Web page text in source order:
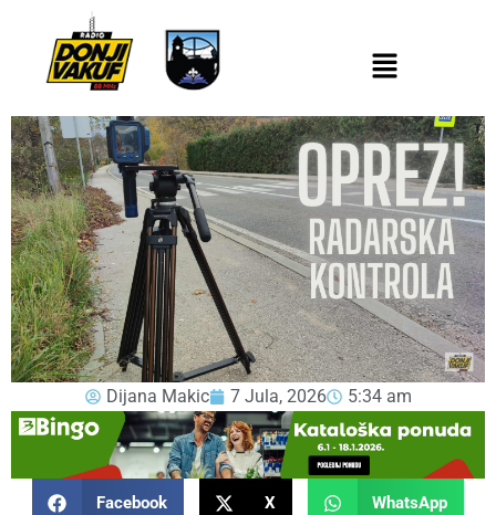
Dijana Makic 7 Jula, 2026 5:34 am
Facebook X WhatsApp